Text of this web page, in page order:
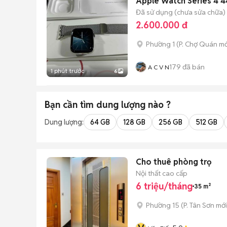
1 phút trước 6
Đã sử dụng (chưa sửa chữa)
2.600.000 đ
Phường 1 (P. Chợ Quán
A C V N179 đã bán
Bạn cần tìm dung lượng nào ?
Dung lượng: 64 GB 128 GB 256 GB 512 GB
Cho thuê phòng trọ
Nội thất cao cấp
6 triệu/tháng 35 m²
Phường 15 (P. Tân Sơn